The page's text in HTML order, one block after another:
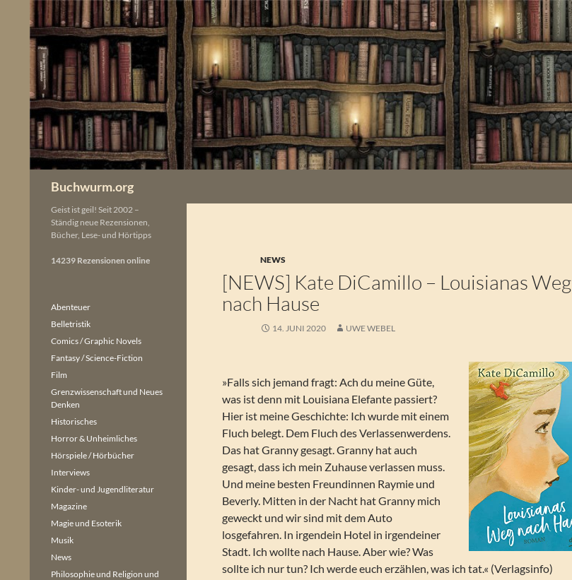
springen
Buchwurm.org
NEWS
[NEWS] Kate DiCamillo – Louisianas Weg
nach Hause
14. JUNI 2020 UWE WEBEL
»Falls sich jemand fragt: Ach du meine Güte,
was ist denn mit Louisiana Elefante passiert?
Hier ist meine Geschichte: Ich wurde mit einem
Fluch belegt. Dem Fluch des Verlassenwerdens.
Das hat Granny gesagt. Granny hat auch
gesagt, dass ich mein Zuhause verlassen muss.
Und meine besten Freundinnen Raymie und
Beverly. Mitten in der Nacht hat Granny mich
geweckt und wir sind mit dem Auto
losgefahren. In irgendein Hotel in irgendeiner
Stadt. Ich wollte nach Hause. Aber wie? Was
sollte ich nur tun? Ich werde euch erzählen, was ich tat.« (Verlagsinfo)
Geist ist geil! Seit 2002 –
Ständig neue Rezensionen,
Bücher, Lese- und Hörtipps
14239 Rezensionen online
Abenteuer
Belletristik
Comics / Graphic Novels
Fantasy / Science-Fiction
Film
Grenzwissenschaft und Neues
Denken
Historisches
Horror & Unheimliches
Hörspiele / Hörbücher
Interviews
Kinder- und Jugendliteratur
Magazine
Magie und Esoterik
Musik
News
Philosophie und Religion und